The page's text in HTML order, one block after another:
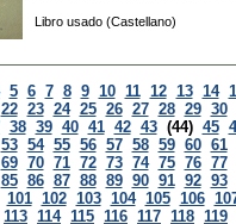
Libro usado (Castellano)
5 6 7 8 9 10 11 12 13 14
22 23 24 25 26 27 28 29 30
38 39 40 41 42 43 (44) 45
53 54 55 56 57 58 59 60 61
69 70 71 72 73 74 75 76 77
85 86 87 88 89 90 91 92 93
101 102 103 104 105 106
113 114 115 116 117 118 119